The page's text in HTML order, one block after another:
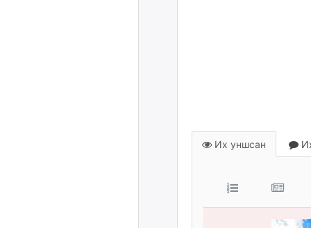
Их уншсан